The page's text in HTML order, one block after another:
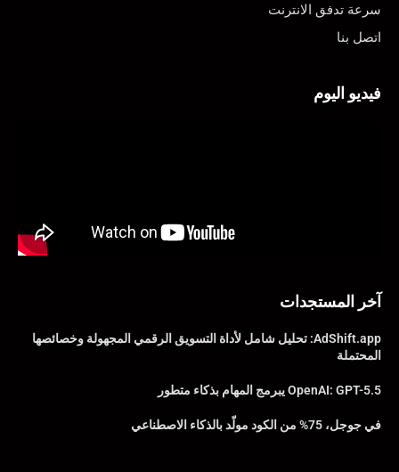
سرعة تدفق الانترنت
اتصل بنا
فيديو اليوم
آخر المستجدات
AdShift.app: تحليل شامل لأداة التسويق الرقمي المجهولة وخصائصها
المحتملة
OpenAI: GPT-5.5 يبرمج المهام بذكاء متطور
في جوجل، 75% من الكود مولّد بالذكاء الاصطناعي